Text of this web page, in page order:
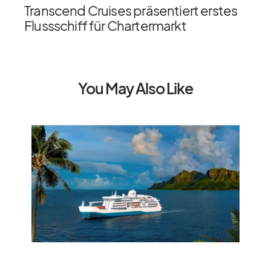
Transcend Cruises präsentiert erstes
Flussschiff für Chartermarkt
You May Also Like